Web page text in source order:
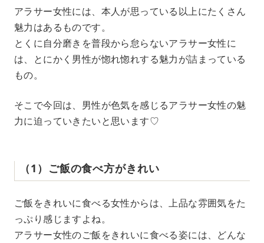
アラサー女性には、本人が思っている以上にたくさん
魅力はあるものです。
とくに自分磨きを普段から怠らないアラサー女性に
は、とにかく男性が惚れ惚れする魅力が詰まっている
もの。
そこで今回は、男性が色気を感じるアラサー女性の魅
力に迫っていきたいと思います♡
（1）ご飯の食べ方がきれい
ご飯をきれいに食べる女性からは、上品な雰囲気をた
っぷり感じますよね。
アラサー女性のご飯をきれいに食べる姿には、どんな